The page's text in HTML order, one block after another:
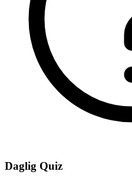
Daglig Quiz